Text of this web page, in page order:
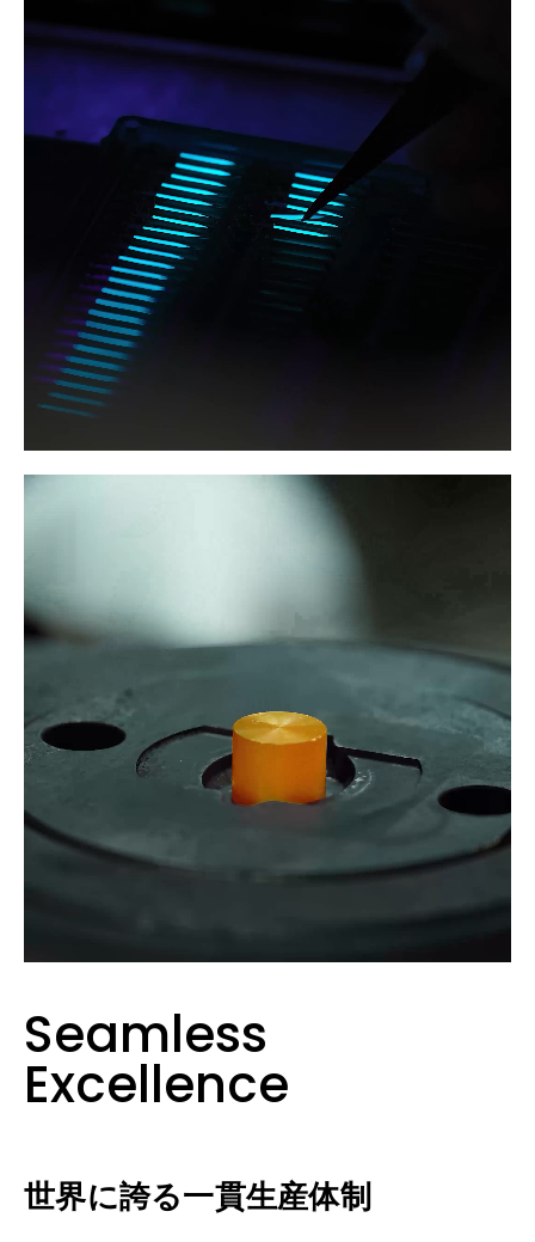
Seamless
Excellence
世界に誇る一貫生産体制